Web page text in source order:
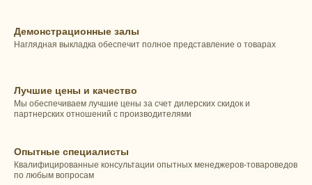
Демонстрационные залы
Наглядная выкладка обеспечит полное представление о товарах
Лучшие цены и качество
Мы обеспечиваем лучшие цены за счет дилерских скидок и
партнерских отношений с производителями
Опытные специалисты
Квалифицированные консультации опытных менеджеров-товароведов
по любым вопросам